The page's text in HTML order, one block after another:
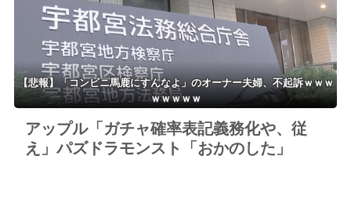
部裂傷及び打撲、頸部損傷・・・
【悲報】「コンビニ馬鹿にすんなよ」のオーナー夫婦、不起訴ｗｗｗ
ｗｗｗｗｗ
アップル「ガチャ確率表記義務化や、従
え」パズドラモンスト「おかのした」